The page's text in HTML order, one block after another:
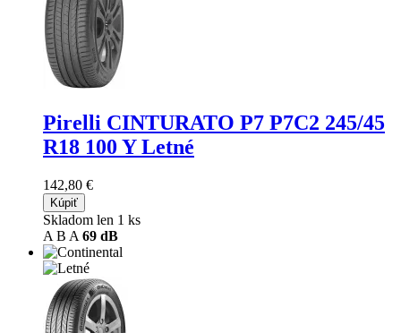
Pirelli CINTURATO P7 P7C2 245/45
R18 100 Y Letné
142,80 €
Kúpiť
Skladom len 1 ks
A B A 69 dB